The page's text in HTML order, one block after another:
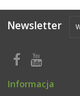
Newsletter
Informacja